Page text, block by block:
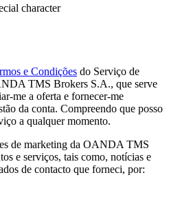
character
e Condições do Serviço de
TMS Brokers S.A., que serve
me a oferta e fornecer-me
da conta. Compreendo que posso
a qualquer momento.
de marketing da OANDA TMS
e serviços, tais como, notícias e
de contacto que forneci, por: